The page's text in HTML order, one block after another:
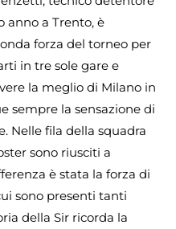
anno a Trento, è
forza del torneo per
in tre sole gare e
la meglio di Milano in
sempre la sensazione di
Nelle fila della squadra
sono riusciti a
è stata la forza di
sono presenti tanti
della Sir ricorda la